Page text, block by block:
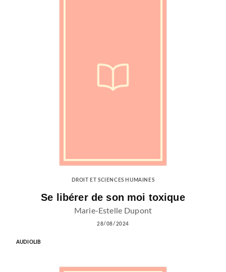
DROIT ET SCIENCES HUMAINES
Se libérer de son moi toxique
Marie-Estelle Dupont
28/08/2024
AUDIOLIB